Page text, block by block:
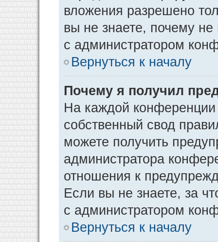
вложения разрешено
вы не знаете, почему
с администратором
Вернуться к началу
Почему я получил
На каждой конференции
собственный свод
можете получить
администратора
отношения к
Если вы не знаете, за
с администратором
Вернуться к началу